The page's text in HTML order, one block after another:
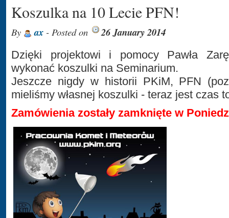
Koszulka na 10 Lecie PFN!
By ax - Posted on 26 January 2014
Dzięki projektowi i pomocy Pawła
wykonać koszulki na Seminarium.
Jeszcze nigdy w historii PKiM, PFN
mieliśmy własnej koszulki - teraz jest czas
Zamówienia zostały zamknięte w